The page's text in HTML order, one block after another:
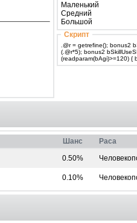
Маленький
Средний
Большой
Скрипт
.@r = getrefine(); bonus2
(.@r*5); bonus2
Шанс
Раса
0.50%
0.10%